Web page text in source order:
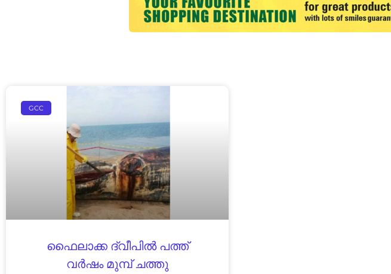
GCC
ഫൈലാക്ക ദ്വീപിൽ പത്ത്
വർഷം മുമ്പ് ചത്തു